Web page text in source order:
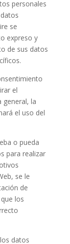
personales
se
expreso y
de sus datos
el
la
el uso del
o pueda
para realizar
se le
de
los
datos